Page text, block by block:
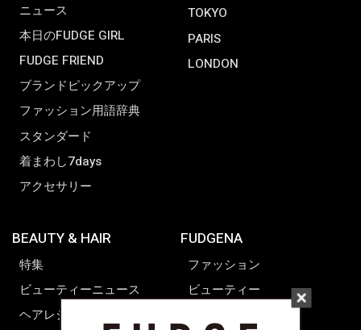
ニュース
本日のFUDGE GIRL
FUDGE FRIEND
ブランドピックアップ
ファッション用語辞典
スタンダード
着まわし7days
アクセサリー
TOKYO
PARIS
LONDON
BEAUTY & HAIR
特集
ビューティーニュース
ヘアレシピ ストーリーズ
FUDGENA
ファッション
ビューティー